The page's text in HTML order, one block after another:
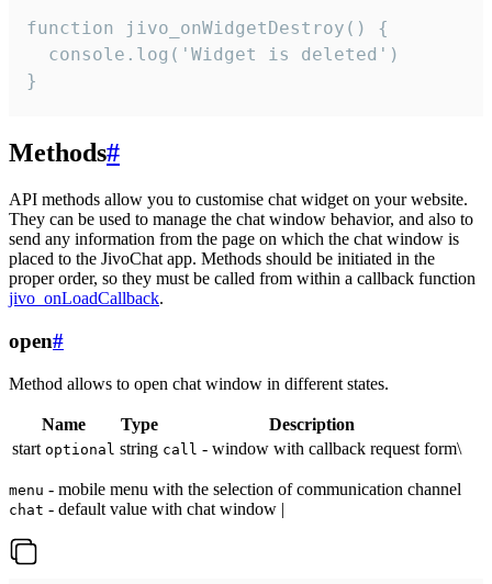
function jivo_onWidgetDestroy() {
  console.log('Widget is deleted')
}
Methods#
API methods allow you to customise chat widget on your website.
They can be used to manage the chat window behavior, and also to
send any information from the page on which the chat window is
placed to the JivoChat app. Methods should be initiated in the
proper order, so they must be called from within a callback function
jivo_onLoadCallback.
open#
Method allows to open chat window in different states.
Name Type
Description
start optional string call - window with callback request form\
menu - mobile menu with the selection of communication channel
chat - default value with chat window |